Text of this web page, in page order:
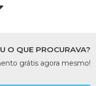
O QUE PROCURAVA?
grátis agora mesmo!